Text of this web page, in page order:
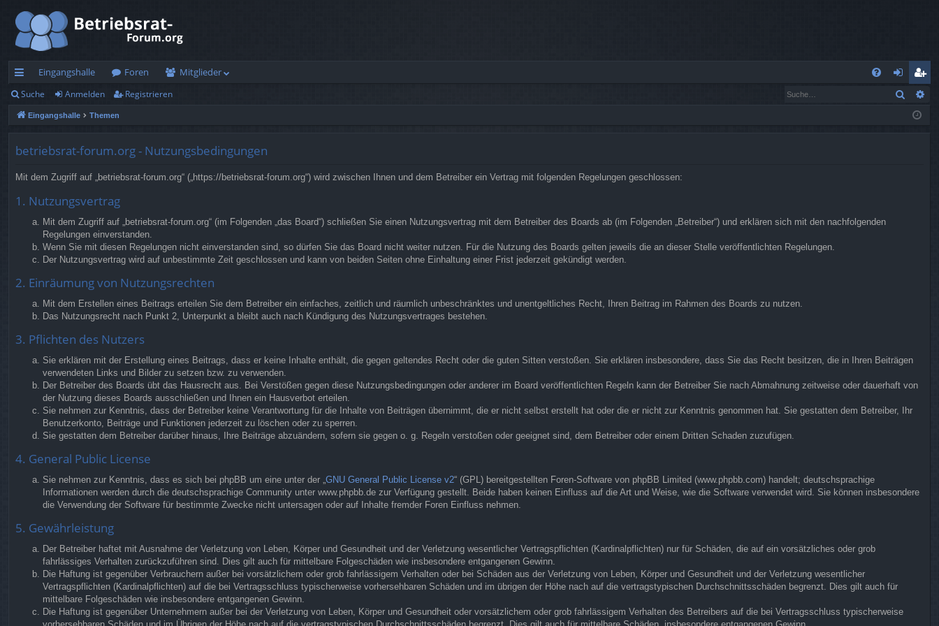
ch
ne
Eingangshalle Foren
Mitglieder
n
eg
ist
Suche Anmelden Registrieren Suche
Eingangshalle Themen
betriebsrat-forum.org - Nutzungsbedingungen
Mit dem Zugriff auf „betriebsrat-forum.org“ („https://betriebsrat-forum.org“) wird zwischen Ihnen und dem Betreiber ein Vertrag mit folgenden Regelungen geschlossen:
1. Nutzungsvertrag
Mit dem Zugriff auf „betriebsrat-forum.org“ (im Folgenden „das Board“) schließen Sie einen Nutzungsvertrag mit dem Betreiber des Boards ab (im Folgenden „Betreiber“) und erklären sich mit den nachfolgenden
Regelungen einverstanden.
Wenn Sie mit diesen Regelungen nicht einverstanden sind, so dürfen Sie das Board nicht weiter nutzen. Für die Nutzung des Boards gelten jeweils die an dieser Stelle veröffentlichten Regelungen.
Der Nutzungsvertrag wird auf unbestimmte Zeit geschlossen und kann von beiden Seiten ohne Einhaltung einer Frist jederzeit gekündigt werden.
2. Einräumung von Nutzungsrechten
Mit dem Erstellen eines Beitrags erteilen Sie dem Betreiber ein einfaches, zeitlich und räumlich unbeschränktes und unentgeltliches Recht, Ihren Beitrag im Rahmen des Boards zu nutzen.
Das Nutzungsrecht nach Punkt 2, Unterpunkt a bleibt auch nach Kündigung des Nutzungsvertrages bestehen.
3. Pflichten des Nutzers
Sie erklären mit der Erstellung eines Beitrags, dass er keine Inhalte enthält, die gegen geltendes Recht oder die guten Sitten verstoßen. Sie erklären insbesondere, dass Sie das Recht besitzen, die in Ihren Beiträgen
verwendeten Links und Bilder zu setzen bzw. zu verwenden.
Der Betreiber des Boards übt das Hausrecht aus. Bei Verstößen gegen diese Nutzungsbedingungen oder anderer im Board veröffentlichten Regeln kann der Betreiber Sie nach Abmahnung zeitweise oder dauerhaft von
der Nutzung dieses Boards ausschließen und Ihnen ein Hausverbot erteilen.
Sie nehmen zur Kenntnis, dass der Betreiber keine Verantwortung für die Inhalte von Beiträgen übernimmt, die er nicht selbst erstellt hat oder die er nicht zur Kenntnis genommen hat. Sie gestatten dem Betreiber, Ihr
Benutzerkonto, Beiträge und Funktionen jederzeit zu löschen oder zu sperren.
Sie gestatten dem Betreiber darüber hinaus, Ihre Beiträge abzuändern, sofern sie gegen o. g. Regeln verstoßen oder geeignet sind, dem Betreiber oder einem Dritten Schaden zuzufügen.
4. General Public License
Sie nehmen zur Kenntnis, dass es sich bei phpBB um eine unter der „GNU General Public License v2“ (GPL) bereitgestellten Foren-Software von phpBB Limited (www.phpbb.com) handelt; deutschsprachige
Informationen werden durch die deutschsprachige Community unter www.phpbb.de zur Verfügung gestellt. Beide haben keinen Einfluss auf die Art und Weise, wie die Software verwendet wird. Sie können insbesondere
die Verwendung der Software für bestimmte Zwecke nicht untersagen oder auf Inhalte fremder Foren Einfluss nehmen.
5. Gewährleistung
Der Betreiber haftet mit Ausnahme der Verletzung von Leben, Körper und Gesundheit und der Verletzung wesentlicher Vertragspflichten (Kardinalpflichten) nur für Schäden, die auf ein vorsätzliches oder grob
fahrlässiges Verhalten zurückzuführen sind. Dies gilt auch für mittelbare Folgeschäden wie insbesondere entgangenen Gewinn.
Die Haftung ist gegenüber Verbrauchern außer bei vorsätzlichem oder grob fahrlässigem Verhalten oder bei Schäden aus der Verletzung von Leben, Körper und Gesundheit und der Verletzung wesentlicher
Vertragspflichten (Kardinalpflichten) auf die bei Vertragsschluss typischerweise vorhersehbaren Schäden und im übrigen der Höhe nach auf die vertragstypischen Durchschnittsschäden begrenzt. Dies gilt auch für
mittelbare Folgeschäden wie insbesondere entgangenen Gewinn.
Die Haftung ist gegenüber Unternehmern außer bei der Verletzung von Leben, Körper und Gesundheit oder vorsätzlichem oder grob fahrlässigem Verhalten des Betreibers auf die bei Vertragsschluss typischerweise